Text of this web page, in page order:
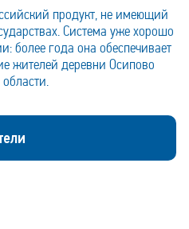
продукт, не имеющий
Система уже хорошо
более года она обеспечивает
жителей деревни Осипово